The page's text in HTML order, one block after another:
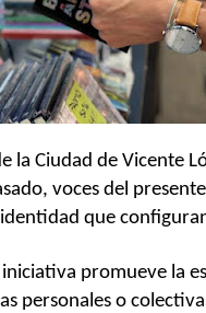
la Ciudad de Vicente
voces del
que
promueve la
personales o